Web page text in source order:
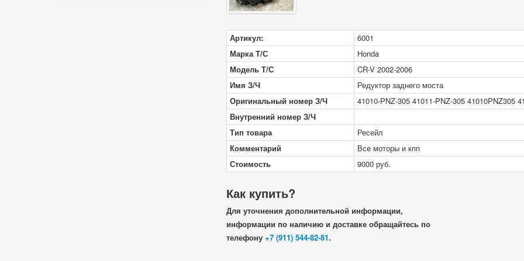
Артикул:
6001
Марка Т/С
Honda
Модель Т/С
CR-V 2002-2006
Имя З/Ч
Редуктор заднего моста
Оригинальный номер З/Ч
41010-PNZ-305 41011-PNZ-305 41010PNZ305
Внутренний номер З/Ч
Тип товара
Ресейл
Комментарий
Все моторы и кпп
Стоимость
9000 руб.
Как купить?
Для уточнения дополнительной информации,
информации по наличию и доставке обращайтесь по
телефону +7 (911) 544-82-81.